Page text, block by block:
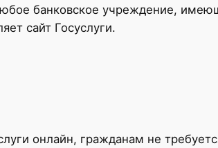
банковское учреждение,
сайт Госуслуги.
онлайн, гражданам не